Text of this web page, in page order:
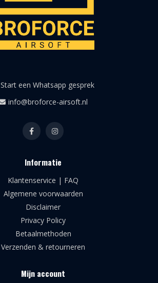
Start een Whatsapp gesprek
info@broforce-airsoft.nl
Informatie
Klantenservice | FAQ
Algemene voorwaarden
Disclaimer
Privacy Policy
Betaalmethoden
Verzenden & retourneren
Mijn account